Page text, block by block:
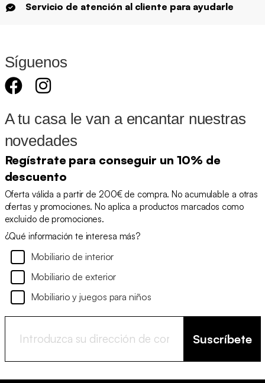
Servicio de atención al cliente para ayudarle
Síguenos
A tu casa le van a encantar nuestras
novedades
Regístrate para conseguir un 10% de
descuento
Oferta válida a partir de 200€ de compra. No acumulable a otras
ofertas y promociones. No aplica a productos marcados como
excluido de promociones.
¿Qué información te interesa más?
Mobiliario de interior
Mobiliario de exterior
Mobiliario y juegos para niños
Suscríbete